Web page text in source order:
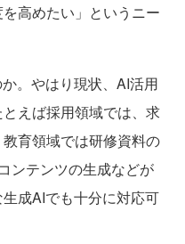
高めたい」というニー
。やはり現状、AI活用
えば採用領域では、求
育領域では研修資料の
ンテンツの生成などが
成AIでも十分に対応可